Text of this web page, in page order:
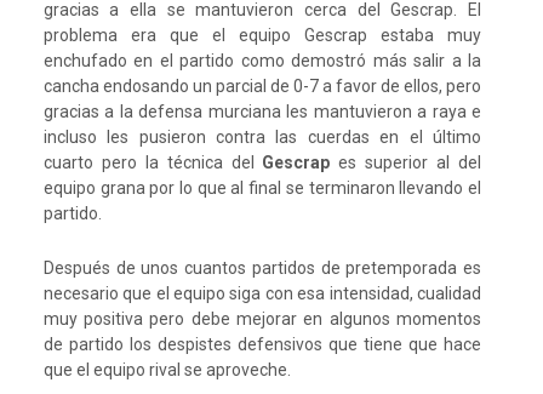
gracias a ella se mantuvieron cerca del Gescrap. El
problema era que el equipo Gescrap estaba muy
enchufado en el partido como demostró más salir a la
cancha endosando un parcial de 0-7 a favor de ellos, pero
gracias a la defensa murciana les mantuvieron a raya e
incluso les pusieron contra las cuerdas en el último
cuarto pero la técnica del Gescrap es superior al del
equipo grana por lo que al final se terminaron llevando el
partido.
Después de unos cuantos partidos de pretemporada es
necesario que el equipo siga con esa intensidad, cualidad
muy positiva pero debe mejorar en algunos momentos
de partido los despistes defensivos que tiene que hace
que el equipo rival se aproveche.